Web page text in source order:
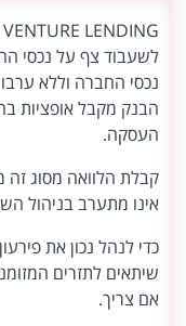
לשעבוד צף על נכסי
נכסי החברה וללא
הבנק מקבל אופציות
העסקה.
קבלת הלוואה מסוג זה
אינו מתערב בניהול
כדי לנהל נכון את
שיתאים לתזרים
אם צריך.